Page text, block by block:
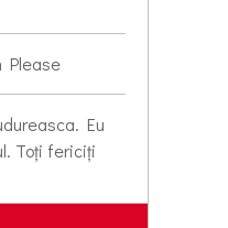
Please
Eu
Toți fericiți